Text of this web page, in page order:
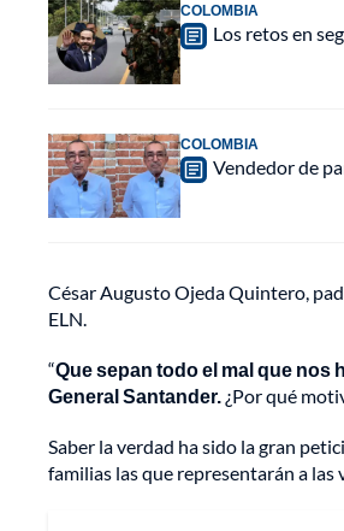
COLOMBIA
Los retos en
COLOMBIA
Vendedor de
César Augusto Ojeda Quintero,
ELN.
“Que sepan todo el mal que nos
General Santander. ¿Por qué
Saber la verdad ha sido la gran
familias las que representarán a las